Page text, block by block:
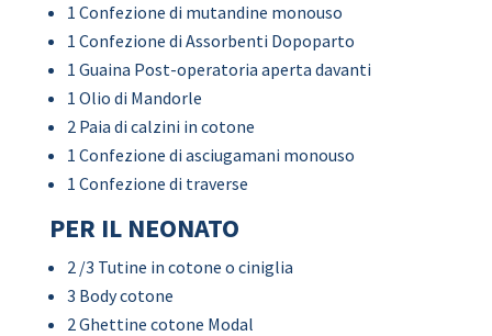
1 Confezione di mutandine monouso
1 Confezione di Assorbenti Dopoparto
1 Guaina Post-operatoria aperta davanti
1 Olio di Mandorle
2 Paia di calzini in cotone
1 Confezione di asciugamani monouso
1 Confezione di traverse
PER IL NEONATO
2 /3 Tutine in cotone o ciniglia
3 Body cotone
2 Ghettine cotone Modal